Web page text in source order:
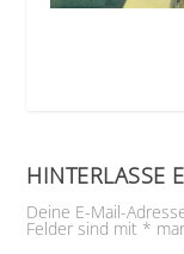
HINTERLASSE
Deine E-Mail-
Felder sind mit *